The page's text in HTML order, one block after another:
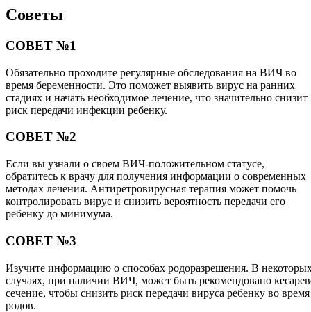
Советы
СОВЕТ №1
Обязательно проходите регулярные обследования на ВИЧ во
время беременности. Это поможет выявить вирус на ранних
стадиях и начать необходимое лечение, что значительно снизит
риск передачи инфекции ребенку.
СОВЕТ №2
Если вы узнали о своем ВИЧ-положительном статусе,
обратитесь к врачу для получения информации о современных
методах лечения. Антиретровирусная терапия может помочь
контролировать вирус и снизить вероятность передачи его
ребенку до минимума.
СОВЕТ №3
Изучите информацию о способах родоразрешения. В
случаях, при наличии ВИЧ, может быть рекомендовано
сечение, чтобы снизить риск передачи вируса ребенку во время
родов.